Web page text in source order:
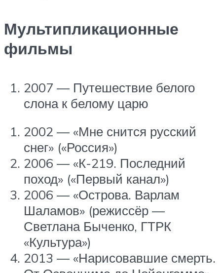
Мультипликационные
фильмы
2007 — Путешествие белого
слона к белому царю
2002 — «Мне снится русский
снег» («Россия»)
2006 — «К-219. Последний
поход» («Первый канал»)
2006 — «Острова. Варлам
Шаламов» (режиссёр —
Светлана Быченко, ГТРК
«Культура»)
2013 — «Нарисовавшие смерть.